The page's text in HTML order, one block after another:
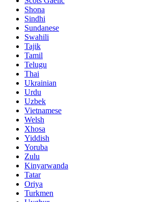
Shona
Sindhi
Sundanese
Swahili
Tajik
Tamil
Telugu
Thai
Ukrainian
Urdu
Uzbek
Vietnamese
Welsh
Xhosa
Yiddish
Yoruba
Zulu
Kinyarwanda
Tatar
Oriya
Turkmen